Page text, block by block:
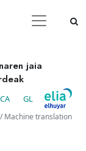
jaia
CA GL
Machine translation